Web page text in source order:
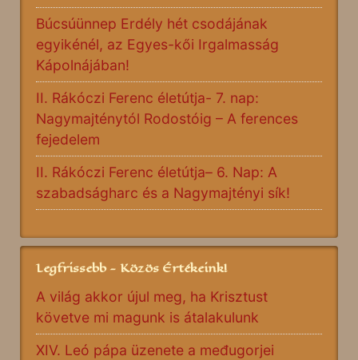
Búcsúünnep Erdély hét csodájának
egyikénél, az Egyes-kői Irgalmasság
Kápolnájában!
II. Rákóczi Ferenc életútja- 7. nap:
Nagymajténytól Rodostóig – A ferences
fejedelem
II. Rákóczi Ferenc életútja– 6. Nap: A
szabadságharc és a Nagymajtényi sík!
Legfrissebb - Közös Értékeink!
A világ akkor újul meg, ha Krisztust
követve mi magunk is átalakulunk
XIV. Leó pápa üzenete a međugorjei